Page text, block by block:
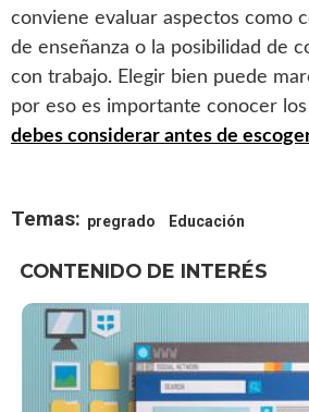
conviene evaluar aspectos como
de enseñanza o la posibilidad de
con trabajo. Elegir bien puede
por eso es importante conocer los
debes considerar antes de
Temas: pregrado Educación
CONTENIDO DE INTERÉS